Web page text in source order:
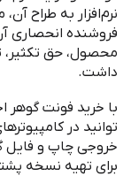
نرمافزار به طراح
فروشنده انحصاری
محصول، حق تکثیر،
داشت.
با خرید ‌فونت گوهر
توانید در
خروجی چاپ و فایل
برای تهیه نسخه